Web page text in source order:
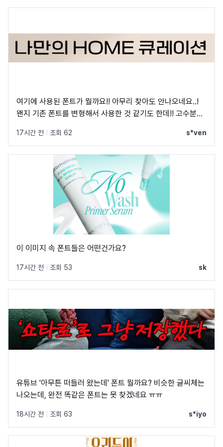
여기에 사용된 폰트가 뭘까요!! 아무리 찾아도 안나오네요..!
왠지 기존 폰트를 변형해서 사용한 것 같기도 한데!! 고수분들
17시간 전 조회 62 s*ven
이 이미지 속 폰트들은 어떤건가요?
17시간 전 조회 53 sk
유튜브 '아무튼 떠들러 왔는데' 폰트 뭘까요? 비슷한 글씨체는
나오는데, 완전 똑같은 폰트는 못 찾겠네요 ㅠㅠ
18시간 전 조회 63 s*iyo